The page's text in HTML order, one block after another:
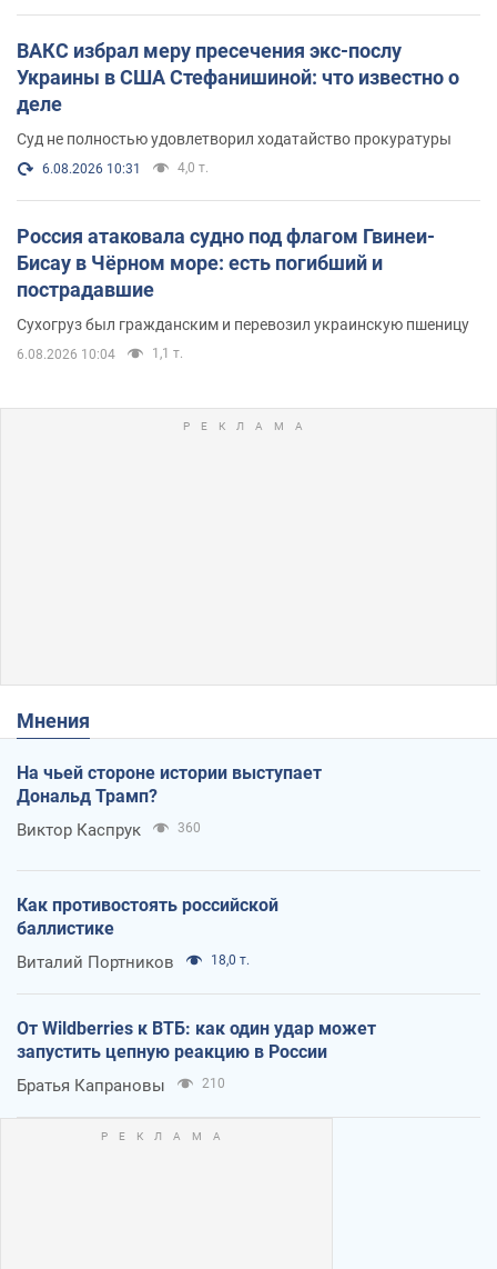
ВАКС избрал меру пресечения экс-послу
Украины в США Стефанишиной: что известно о
деле
Суд не полностью удовлетворил ходатайство прокуратуры
6.08.2026 10:31 4,0 т.
Россия атаковала судно под флагом Гвинеи-
Бисау в Чёрном море: есть погибший и
пострадавшие
Сухогруз был гражданским и перевозил украинскую пшеницу
6.08.2026 10:04 1,1 т.
Мнения
На чьей стороне истории выступает
Дональд Трамп?
Виктор Каспрук 360
Как противостоять российской
баллистике
Виталий Портников 18,0 т.
От Wildberries к ВТБ: как один удар может
запустить цепную реакцию в России
Братья Капрановы 210